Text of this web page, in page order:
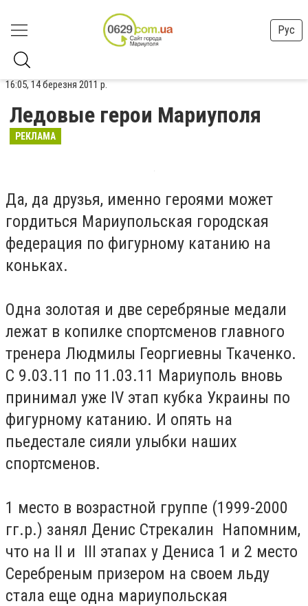
Рус
16:05, 14 березня 2011 р.
Ледовые герои Мариуполя
РЕКЛАМА
Да, да друзья, именно героями может
гордиться Мариупольская городская
федерация по фигурному катанию на
коньках.
Одна золотая и две серебряные медали
лежат в копилке спортсменов главного
тренера Людмилы Георгиевны Ткаченко.
С 9.03.11 по 11.03.11 Мариуполь вновь
принимал уже IV этап кубка Украины по
фигурному катанию. И опять на
пьедестале сияли улыбки наших
спортсменов.
1 место в возрастной группе (1999-2000
гг.р.) занял Денис Стрекалин Напомним,
что на II и III этапах у Дениса 1 и 2 место
Серебреным призером на своем льду
стала еще одна мариупольская